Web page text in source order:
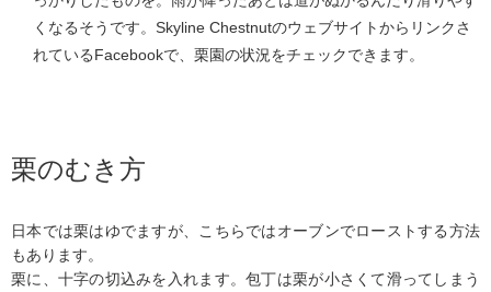
くなるそうです。Skyline Chestnutのウェブサイトからリンクさ
れているFacebookで、栗園の状況をチェックできます。
栗のむき方
日本では栗はゆでますが、こちらではオーブンでローストする方法
もあります。
栗に、十字の切込みを入れます。包丁は栗が小さくて滑ってしまう